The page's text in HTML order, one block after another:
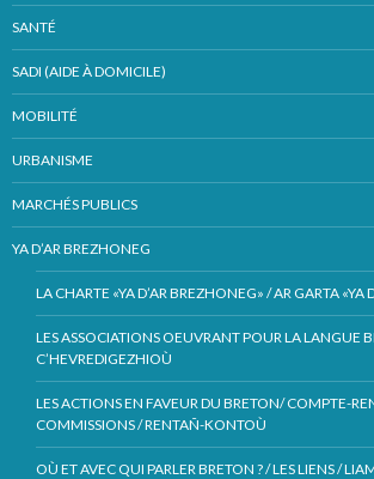
SANTÉ
SADI (AIDE À DOMICILE)
MOBILITÉ
URBANISME
MARCHÉS PUBLICS
YA D’AR BREZHONEG
LA CHARTE «YA D’AR BREZHONEG» / AR GARTA «YA
LES ASSOCIATIONS OEUVRANT POUR LA LANGUE
C’HEVREDIGEZHIOÙ
LES ACTIONS EN FAVEUR DU BRETON/ COMPTE-
COMMISSIONS / RENTAÑ-KONTOÙ
OÙ ET AVEC QUI PARLER BRETON ? / LES LIENS /